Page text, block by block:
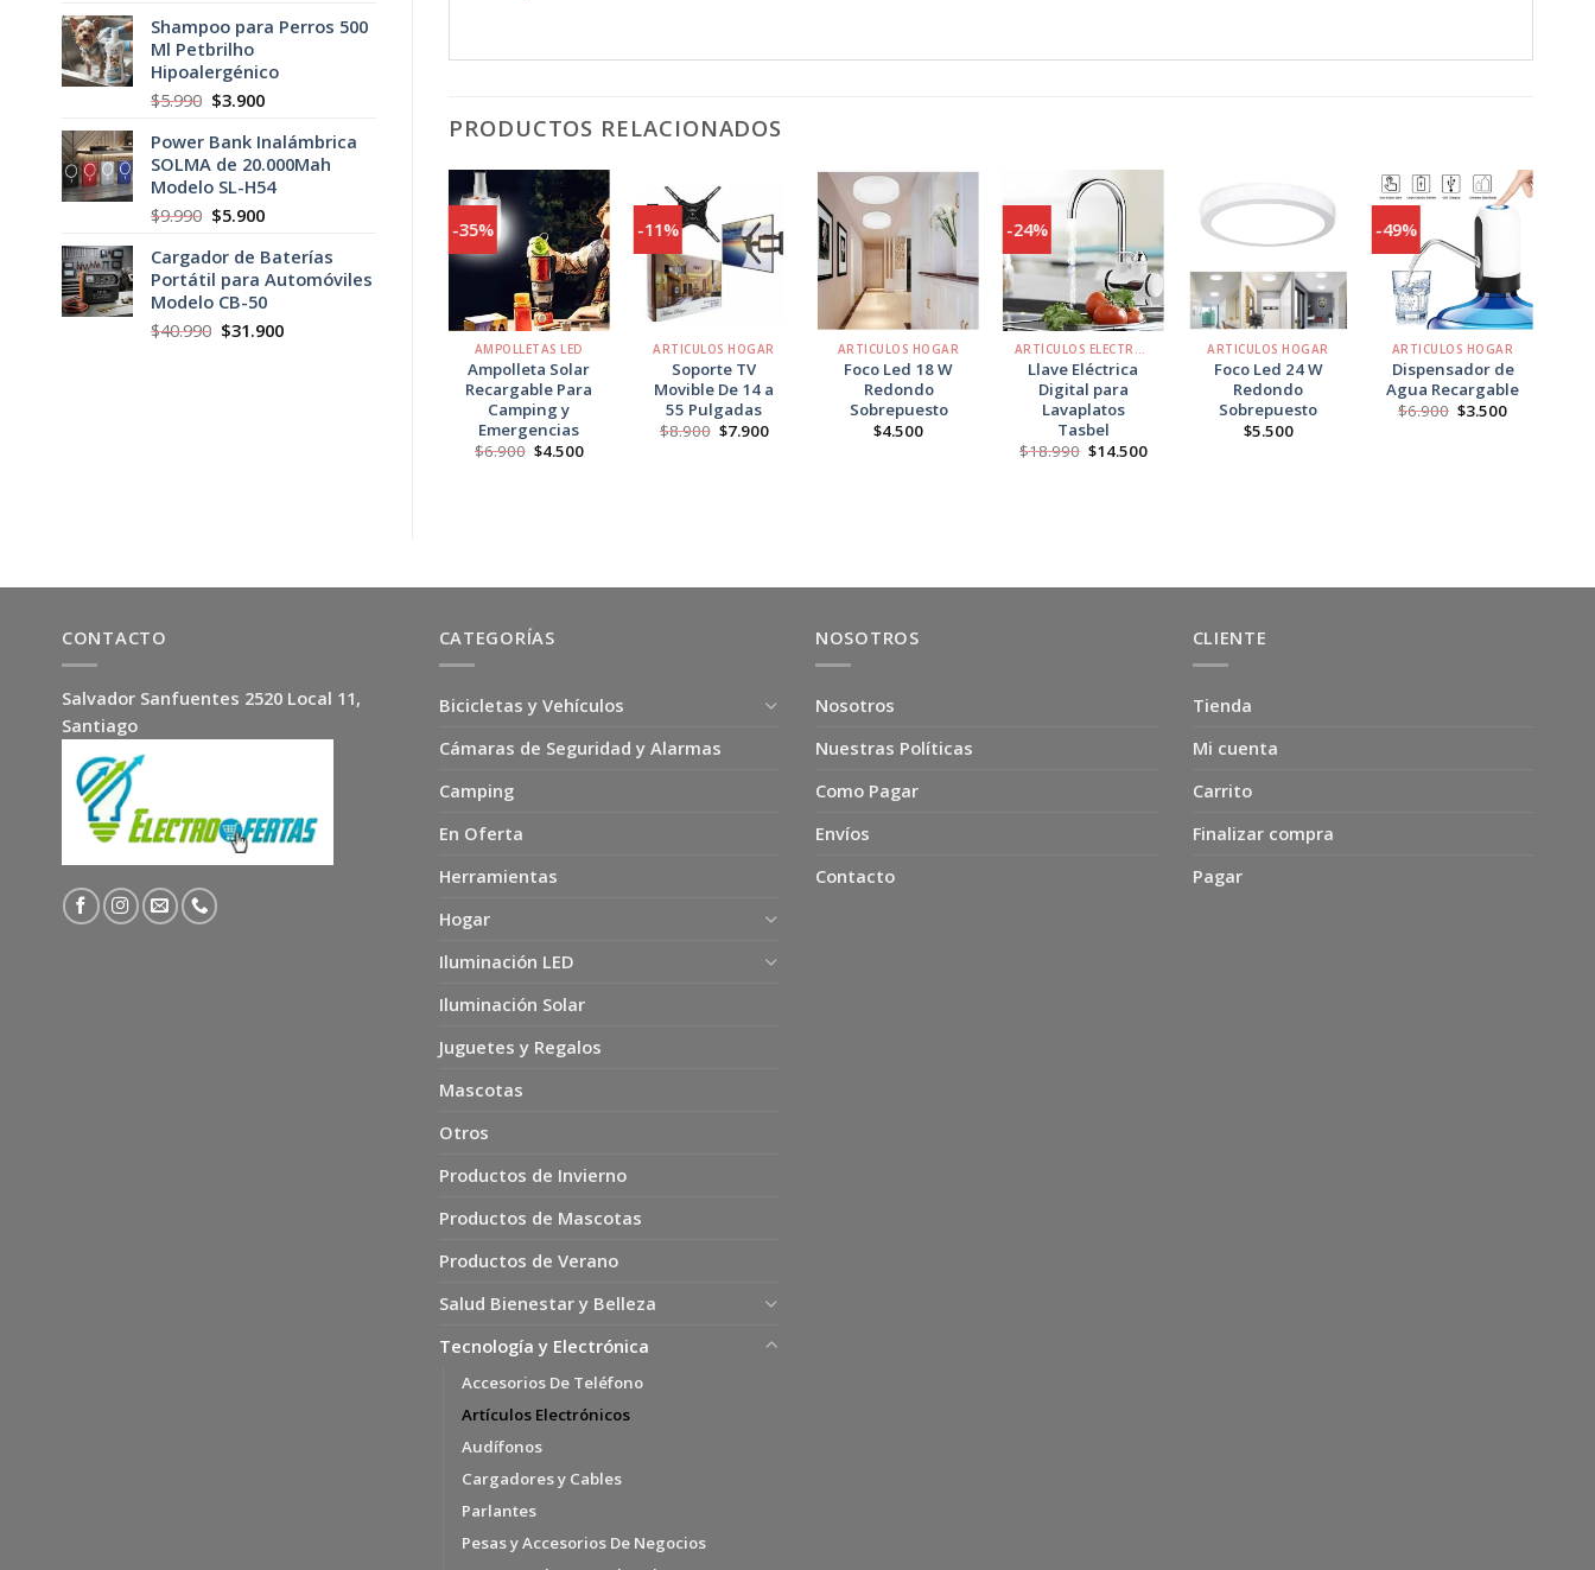
original
era:
$5.900.
actual
$3.900.
Shampoo para Perros 500
Ml Petbrilho
Hipoalergénico
$5.990 El
original
era:
$5.990.
$3.900El
actual
es:
$3.900.
Power Bank Inalámbrica
SOLMA de 20.000Mah
Modelo SL-H54
$9.990 El
original
era:
$9.990.
$5.900El
actual
es:
$5.900.
Cargador de Baterías
Portátil para Automóviles
Modelo CB-50
$40.990 El
$31.900El
PRODUCTOS RELACIONADOS
-35%
Agregar
Favoritos
AMPOLLETAS LED
Ampolleta Solar
Recargable Para
Camping y
Emergencias
$6.900 El
$4.500El
-11%
Agregar
Favoritos
+
ARTICULOS HOGAR
Soporte TV
Movible De 14 a
55 Pulgadas
$8.900 El
$7.900El
Agregar
Favoritos
+
ARTICULOS HOGAR
Foco Led 18 W
Redondo
Sobrepuesto
$4.500
-24%
Agregar
a
Favoritos
+
ARTÍCULOS ELECTRÓNICOS
Llave Eléctrica
Digital para
Lavaplatos
Tasbel
$18.990 El
$14.500El
Agregar
a
Favoritos
+
ARTICULOS HOGAR
Foco Led 24 W
Redondo
Sobrepuesto
$5.500
-49%
Agregar
Favoritos
+
ARTICULOS HOGAR
Dispensador de
Agua Recargable
$6.900 El
$3.500El
CONTACTO
Salvador Sanfuentes 2520 Local 11,
Santiago
CATEGORÍAS
Bicicletas y Vehículos
Cámaras de Seguridad y Alarmas
Camping
En Oferta
Herramientas
Hogar
Iluminación LED
Iluminación Solar
Juguetes y Regalos
Mascotas
Otros
Productos de Invierno
Productos de Mascotas
Productos de Verano
Salud Bienestar y Belleza
Tecnología y Electrónica
Accesorios De Teléfono
Artículos Electrónicos
Audífonos
Cargadores y Cables
Parlantes
Pesas y Accesorios De Negocios
NOSOTROS
Nosotros
Nuestras Políticas
Como Pagar
Envíos
Contacto
CLIENTE
Tienda
Mi cuenta
Carrito
Finalizar compra
Pagar